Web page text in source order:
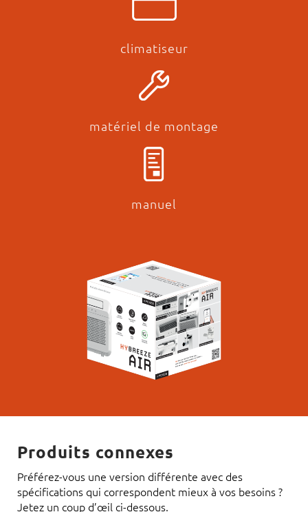
climatiseur
matériel de montage
manuel
Produits connexes
Préférez-vous une version différente avec des
spécifications qui correspondent mieux à vos besoins ?
Jetez un coup d’œil ci-dessous.